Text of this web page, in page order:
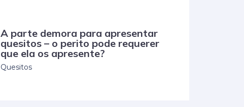
A parte demora para apresentar
quesitos – o perito pode requerer
que ela os apresente?
Quesitos